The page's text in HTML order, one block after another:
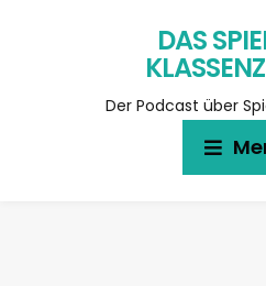
DAS
Der Podcast über